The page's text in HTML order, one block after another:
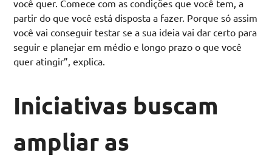
você quer. Comece com as condições que você tem, a
partir do que você está disposta a fazer. Porque só assim
você vai conseguir testar se a sua ideia vai dar certo para
seguir e planejar em médio e longo prazo o que você
quer atingir”, explica.
Iniciativas buscam
ampliar as